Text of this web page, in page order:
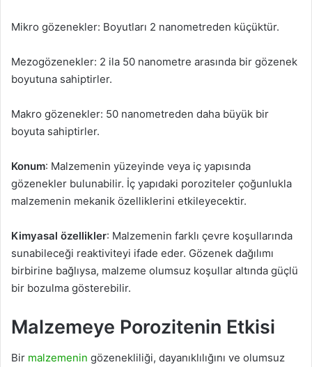
Mikro gözenekler: Boyutları 2 nanometreden küçüktür.
Mezogözenekler: 2 ila 50 nanometre arasında bir gözenek
boyutuna sahiptirler.
Makro gözenekler: 50 nanometreden daha büyük bir
boyuta sahiptirler.
Konum: Malzemenin yüzeyinde veya iç yapısında
gözenekler bulunabilir. İç yapıdaki poroziteler çoğunlukla
malzemenin mekanik özelliklerini etkileyecektir.
Kimyasal özellikler: Malzemenin farklı çevre koşullarında
sunabileceği reaktiviteyi ifade eder. Gözenek dağılımı
birbirine bağlıysa, malzeme olumsuz koşullar altında güçlü
bir bozulma gösterebilir.
Malzemeye Porozitenin Etkisi
Bir malzemenin gözenekliliği, dayanıklılığını ve olumsuz